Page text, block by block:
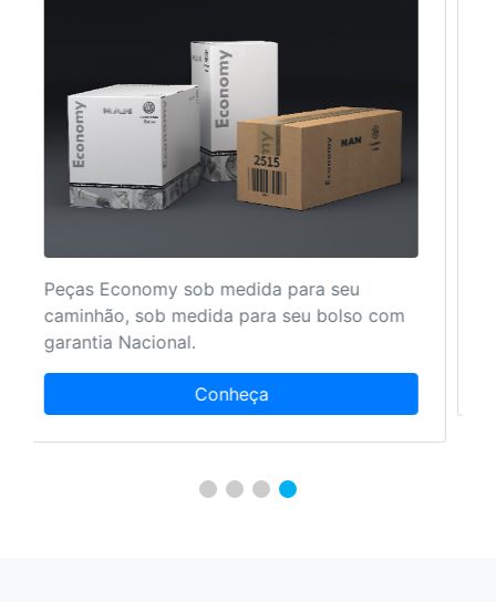
Mais serviços aos nossos clientes para que
ele encontre tudo em um único local.